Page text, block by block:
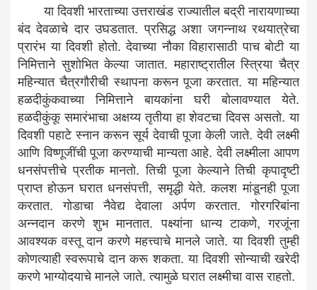
या दिवशी भारताच्या उत्तराखंड राज्यातील बद्री नारायणाच्या
बंद देवळाचे दार उघडतात. प्रसिद्ध अशा जगन्नाथ रथयात्रेचा
प्रारंभ या दिवशी होतो. देवाच्या नौका विहारासाठी पाच बोटी या
निमित्ताने सुशोभित केल्या जातात. महाराष्ट्रातील स्त्रिया चैत्र
महिन्यात चैत्रगौरीची स्थापना करून पूजा करतात. या महिन्यात
हळदीकुंकवाच्या निमित्ताने बायकांना घरी बोलावण्यात येते.
हळदीकुंकू समारंभाचा अक्षय्य तृतीया हा शेवटचा दिवस असतो. या
दिवशी पहाटे स्नान करून सूर्य देवाची पूजा केली जाते. देवी लक्ष्मी
आणि विष्णूजींची पूजा करण्याची मान्यता आहे. देवी लक्ष्मीला आपण
धनसंपत्तीचे प्रतीक मानतो. तिची पूजा केल्याने तिची कृपादृष्टी
प्राप्त होऊन घरात धनसंपत्ती, समृद्धी येते. कलश मांडूनही पूजा
करतात. गोडाचा नैवेद्य देवाला अर्पण करतात. गोरगरिबांना
अन्नदान करणे शुभ मानतात. पक्ष्यांना धान्य टाकणे, गरजूंना
आवश्यक वस्तू दान करणे महत्त्वाचे मानले जाते. या दिवशी तुम्ही
कोणत्याही स्वरूपाचे दान करू शकता. या दिवशी सोन्याची खरेदी
करणे भाग्योदयाचे मानले जाते. त्यामुळे घरात लक्ष्मीचा वास राहतो.